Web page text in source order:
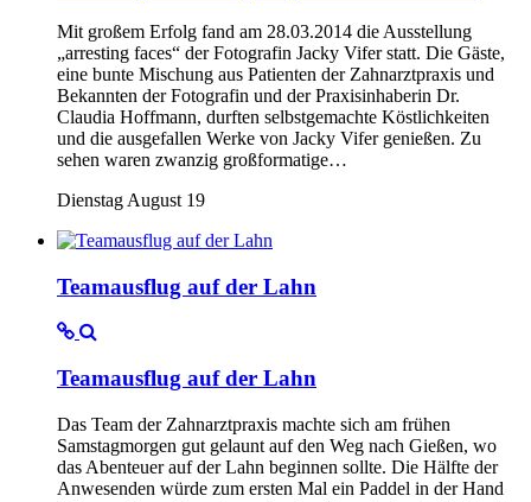
Mit großem Erfolg fand am 28.03.2014 die Ausstellung
„arresting faces“ der Fotografin Jacky Vifer statt. Die Gäste,
eine bunte Mischung aus Patienten der Zahnarztpraxis und
Bekannten der Fotografin und der Praxisinhaberin Dr.
Claudia Hoffmann, durften selbstgemachte Köstlichkeiten
und die ausgefallen Werke von Jacky Vifer genießen. Zu
sehen waren zwanzig großformatige…
Dienstag August 19
Teamausflug auf der Lahn
Teamausflug auf der Lahn
Das Team der Zahnarztpraxis machte sich am frühen
Samstagmorgen gut gelaunt auf den Weg nach Gießen, wo
das Abenteuer auf der Lahn beginnen sollte. Die Hälfte der
Anwesenden würde zum ersten Mal ein Paddel in der Hand